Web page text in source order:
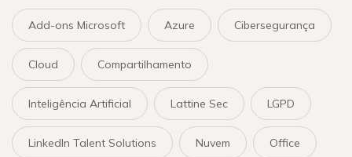
Add-ons Microsoft Azure Cibersegurança
Cloud Compartilhamento
Inteligência Artificial Lattine Sec LGPD
LinkedIn Talent Solutions Nuvem Office